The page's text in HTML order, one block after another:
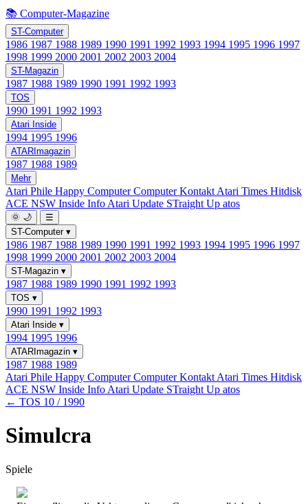
📚 Computer-Magazine
ST-Computer
1986 1987 1988 1989 1990 1991 1992 1993 1994 1995 1996 1997
1998 1999 2000 2001 2002 2003 2004
ST-Magazin
1987 1988 1989 1990 1991 1992 1993
TOS
1990 1991 1992 1993
Atari Inside
1994 1995 1996
ATARImagazin
1987 1988 1989
Mehr
Atari Phile Happy ComputerComputer Kontakt Atari Times Hitdisk
ACE NSW Inside Info Atari Update STraight Up atos
🌞 🌙
☰
ST-Computer ▾
1986 1987 1988 1989 1990 1991 1992 1993 1994 1995 1996 1997
1998 1999 2000 2001 2002 2003 2004
ST-Magazin ▾
1987 1988 1989 1990 1991 1992 1993
TOS ▾
1990 1991 1992 1993
Atari Inside ▾
1994 1995 1996
ATARImagazin ▾
1987 1988 1989
Atari Phile Happy ComputerComputer Kontakt Atari Times Hitdisk
ACE NSW Inside Info Atari Update STraight Up atos
← TOS 10 / 1990
Simulcra
Spiele